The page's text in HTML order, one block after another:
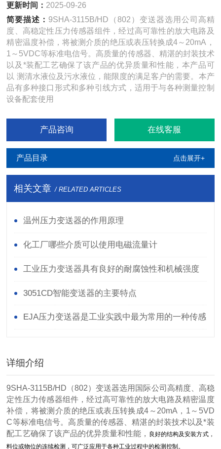
更新时间： 2025-09-26
简要描述： 9SHA-3115B/HD（802）变送器选用公司高精
度、高稳定性压力传感器组件，经过高可靠性的放大电路及
精密温度补偿，将被测介质的绝压或表压转换成4～20mA，
1～5VDC等标准电信号。高质量的传感器、精湛的封装技术
以及*装配工艺确保了该产品的优异质量和性能，本产品可
以 测清水液位及污水液位，能限度的满足客户的需要。本产
品有多种接口形式和多种引线方式，适用于与各种测量控制
设备配套使用
产品咨询 在线客服
产品目录 点击展开+
相关文章 / RELATED ARTICLES
温州压力变送器的作用原理
化工厂哪些介质可以使用电磁流量计
工业压力变送器具有良好的耐腐蚀性和机械强度
3051CD智能变送器的主要特点
EJA压力变送器是工业实践中最为常用的一种传感
详细介绍
9SHA-3115B/HD（802）变送器选用国际公司高精度、高稳
定性压力传感器组件，经过高可靠性的放大电路及精密温度
补偿，将被测介质的绝压或表压转换成4～20mA，1～5VD
C等标准电信号。高质量的传感器、精湛的封装技术以及*装
配工艺确保了该产品的优异质量和性能，
良好的结构及安装方式，
料位或物位的连续检测，可广泛应用于各种工业过程中的检测控制。